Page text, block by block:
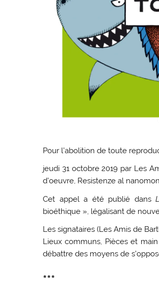
Pour l’abolition de toute
jeudi 31 octobre 2019 par Les
d’oeuvre, Resistenze al
Cet appel a été publié dans
bioéthique », légalisant de
Les signataires (Les Amis de
Lieux communs, Pièces et
débattre des moyens de
***